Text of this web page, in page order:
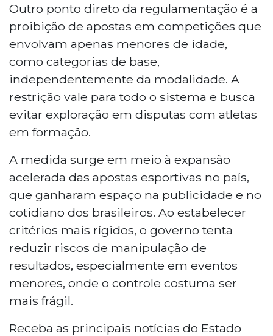
Outro ponto direto da regulamentação é a
proibição de apostas em competições que
envolvam apenas menores de idade,
como categorias de base,
independentemente da modalidade. A
restrição vale para todo o sistema e busca
evitar exploração em disputas com atletas
em formação.
A medida surge em meio à expansão
acelerada das apostas esportivas no país,
que ganharam espaço na publicidade e no
cotidiano dos brasileiros. Ao estabelecer
critérios mais rígidos, o governo tenta
reduzir riscos de manipulação de
resultados, especialmente em eventos
menores, onde o controle costuma ser
mais frágil.
Receba as principais notícias do Estado